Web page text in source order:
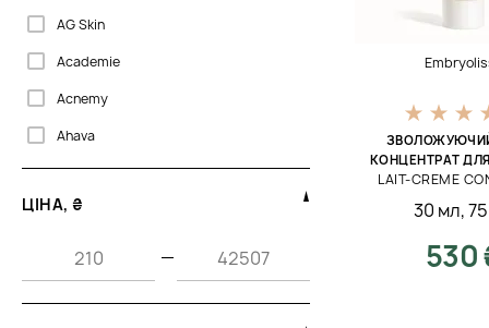
AG Skin
Academie
Acnemy
Ahava
Allies of Skin
Babor
Bali Body
Beaute Mediterranea
ЦІНА, ₴
—
КОНЦЕНТРАТ
LAIT-CREME
30 мл,
530